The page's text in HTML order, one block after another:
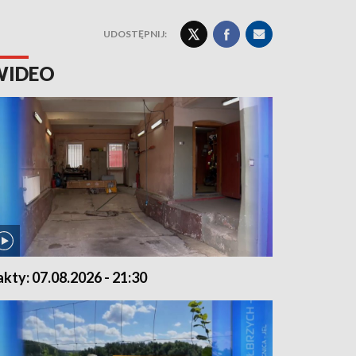
UDOSTĘPNIJ:
07.08.2026 - 21:30